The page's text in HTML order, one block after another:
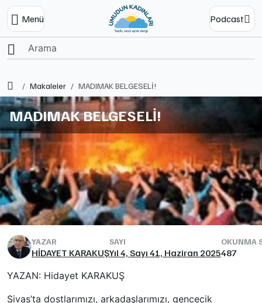
Menü Podcast
Ana SayfaMakaleler MADIMAK BELGESELİ!
MADIMAK BELGESELİ!
YAZAR
HİDAYET KARAKUŞ
SAYI
Yıl 4, Sayı 41, Haziran 2025
OKUNMA
487
YAZAN: Hidayet KARAKUŞ
Sivas’ta dostlarımızı, arkadaşlarımızı, gencecik